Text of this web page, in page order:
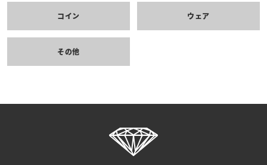
コイン ウェア
その他